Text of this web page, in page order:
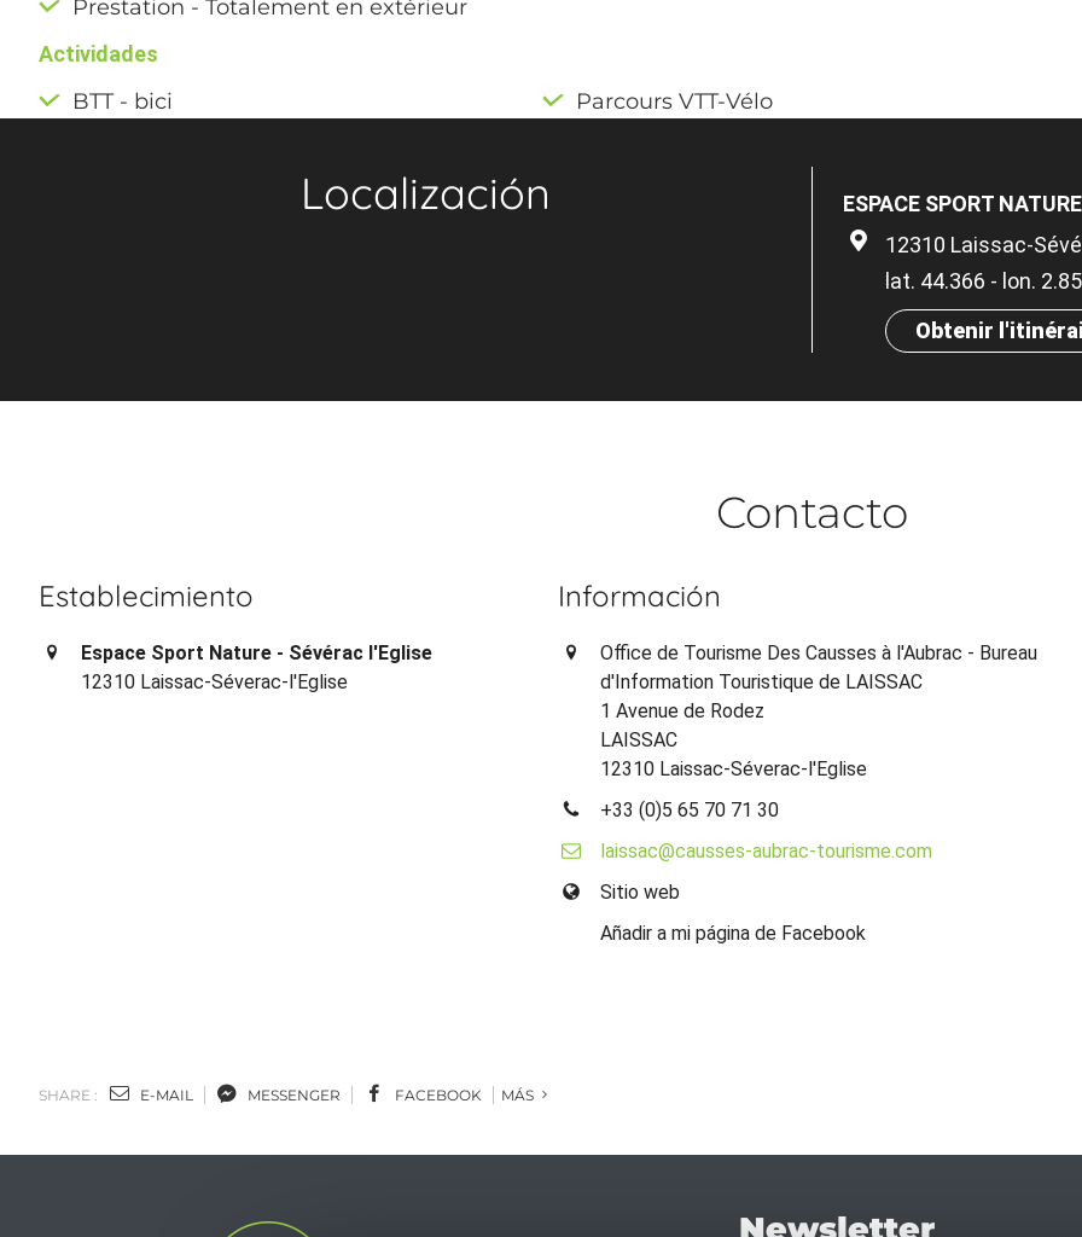
Prestation - Totalement en extérieur
Actividades
BTT - bici Parcours VTT-Vélo
Localización
ESPACE SPORT
12310 Laissac-
lat. 44.366 - lon.
Obtenir
Contacto
Establecimiento
Espace Sport Nature - Sévérac l'Eglise
12310 Laissac-Séverac-l'Eglise
Información
Office de Tourisme Des Causses à l'Aubrac - Bureau
d'Information Touristique de LAISSAC
1 Avenue de Rodez
LAISSAC
12310 Laissac-Séverac-l'Eglise
+33 (0)5 65 70 71 30
laissac@causses-aubrac-tourisme.com
Sitio web
Añadir a mi página de Facebook
SHARE : E-MAIL MESSENGER FACEBOOK MÁS
Newsletter